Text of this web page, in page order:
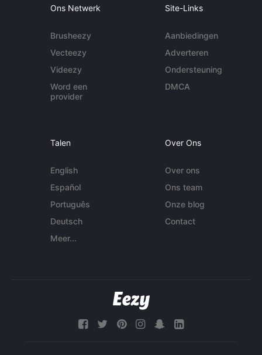
Ons Netwerk
Brusheezy
Vecteezy
Videezy
Word een
provider
Site-Links
Aanbiedingen
Adverteren
Ondersteuning
DMCA
Talen
English
Español
Português
Deutsch
Meer...
Over Ons
Over ons
Ons team
Onze blog
Contact